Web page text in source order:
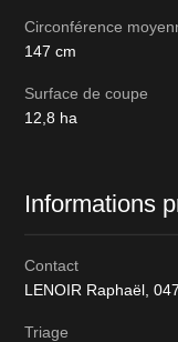
Circonférence
147 cm
Surface de coupe
12,8 ha
Informations
Contact
LENOIR Raphaël,
Triage